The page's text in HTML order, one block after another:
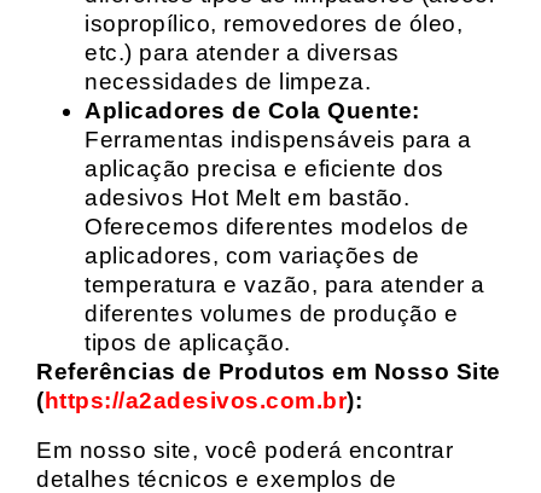
isopropílico, removedores de óleo,
etc.) para atender a diversas
necessidades de limpeza.
Aplicadores de Cola Quente:
Ferramentas indispensáveis para a
aplicação precisa e eficiente dos
adesivos Hot Melt em bastão.
Oferecemos diferentes modelos de
aplicadores, com variações de
temperatura e vazão, para atender a
diferentes volumes de produção e
tipos de aplicação.
Referências de Produtos em Nosso Site
(https://a2adesivos.com.br):
Em nosso site, você poderá encontrar
detalhes técnicos e exemplos de